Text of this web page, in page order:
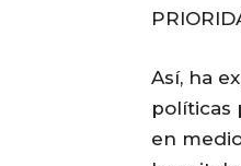
Así, ha
políticas
en